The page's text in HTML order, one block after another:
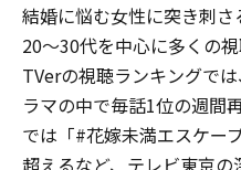
結婚に悩む女性に突き刺さ
20〜30代を中心に多くの
TVerの視聴ランキングで
ラマの中で毎話1位の週間
では「#花嫁未満エスケー
超えるなど、テレビ東京